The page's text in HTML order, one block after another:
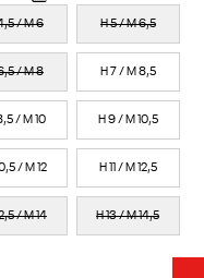
/ M 6 H 5 / M 6,5
/ M 8 H 7 / M 8,5
/ M 10 H 9 / M 10,5
/ M 12 H 11 / M 12,5
/ M 14 H 13 / M 14,5